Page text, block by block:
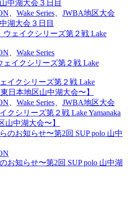
Wake Series
JWBA地区大会
湖大会３日目
Wake Series
ェイクシリーズ第２戦 Lake
Wake Series
JWBA地区大会
クシリーズ第２戦 Lake Yamanaka
山中湖大会〜】
お知らせ〜第2回 SUP polo 山中湖